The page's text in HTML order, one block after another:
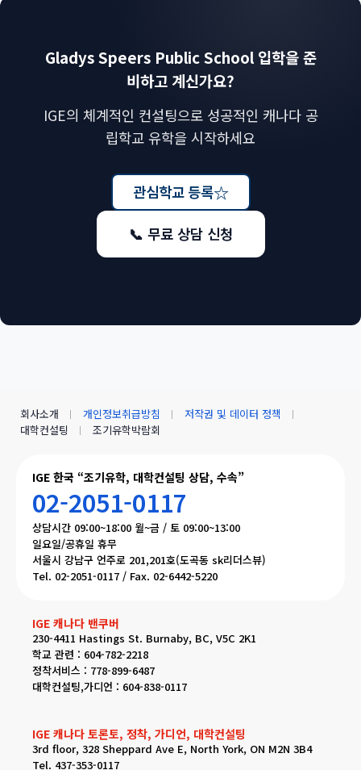
Gladys Speers Public School 입학을 준
비하고 계신가요?
IGE의 체계적인 컨설팅으로 성공적인 캐나다 공
립학교 유학을 시작하세요
관심학교 등록☆
📞 무료 상담 신청
IGE 한국 “조기유학, 대학컨설팅 상담, 수속”
02-2051-0117
상담시간 09:00~18:00 월~금 / 토 09:00~13:00
일요일/공휴일 휴무
서울시 강남구 언주로 201,201호(도곡동 sk리더스뷰)
Tel. 02-2051-0117 / Fax. 02-6442-5220
IGE 캐나다 밴쿠버
230-4411 Hastings St. Burnaby, BC, V5C 2K1
학교 관련 : 604-782-2218
정착서비스 : 778-899-6487
대학컨설팅,가디언 : 604-838-0117
IGE 캐나다 토론토, 정착, 가디언, 대학컨설팅
3rd floor, 328 Sheppard Ave E, North York, ON M2N 3B4
Tel. 437-353-0117
회사소개 개인정보취급방침
저작권 및 데이터 정책
대학컨설팅
조기유학박람회